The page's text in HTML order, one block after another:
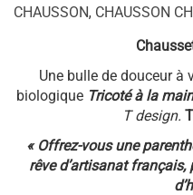
CHAUSSON, CHAUSSON
Une bulle de douceur à
biologique Tricoté à la
T design.
« Offrez-vous une
rêve d’artisanat